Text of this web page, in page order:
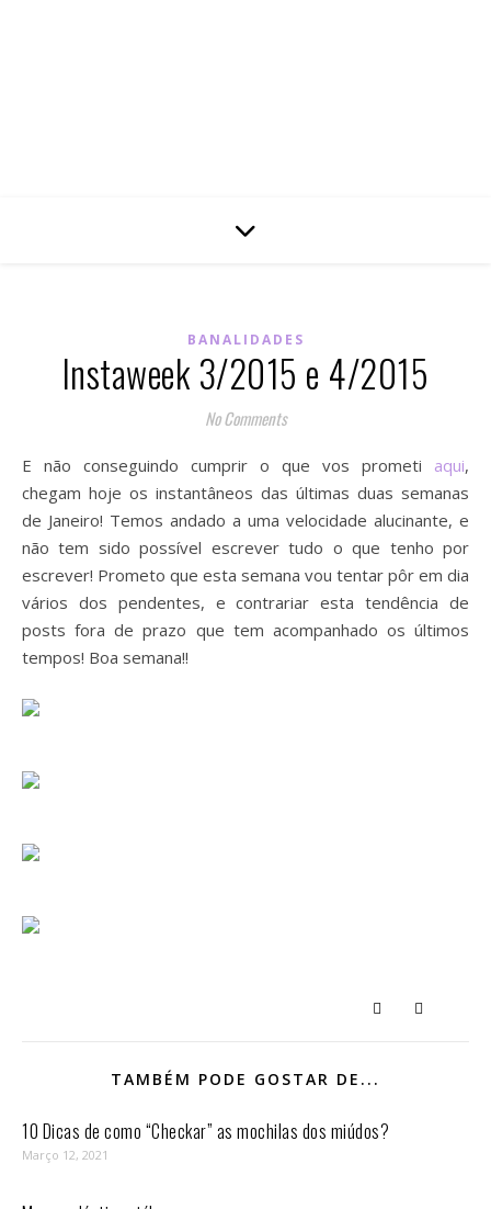
BANALIDADES
Instaweek 3/2015 e 4/2015
No Comments
E não conseguindo cumprir o que vos prometi aqui,
chegam hoje os instantâneos das últimas duas semanas
de Janeiro! Temos andado a uma velocidade alucinante, e
não tem sido possível escrever tudo o que tenho por
escrever! Prometo que esta semana vou tentar pôr em dia
vários dos pendentes, e contrariar esta tendência de
posts fora de prazo que tem acompanhado os últimos
tempos! Boa semana!!
TAMBÉM PODE GOSTAR DE...
10 Dicas de como “Checkar” as mochilas dos miúdos?
Março 12, 2021